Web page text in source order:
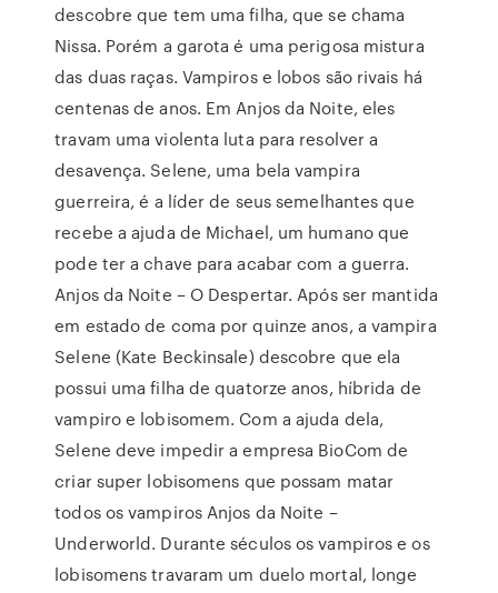
descobre que tem uma filha, que se chama
Nissa. Porém a garota é uma perigosa mistura
das duas raças. Vampiros e lobos são rivais há
centenas de anos. Em Anjos da Noite, eles
travam uma violenta luta para resolver a
desavença. Selene, uma bela vampira
guerreira, é a líder de seus semelhantes que
recebe a ajuda de Michael, um humano que
pode ter a chave para acabar com a guerra.
Anjos da Noite – O Despertar. Após ser mantida
em estado de coma por quinze anos, a vampira
Selene (Kate Beckinsale) descobre que ela
possui uma filha de quatorze anos, híbrida de
vampiro e lobisomem. Com a ajuda dela,
Selene deve impedir a empresa BioCom de
criar super lobisomens que possam matar
todos os vampiros Anjos da Noite –
Underworld. Durante séculos os vampiros e os
lobisomens travaram um duelo mortal, longe